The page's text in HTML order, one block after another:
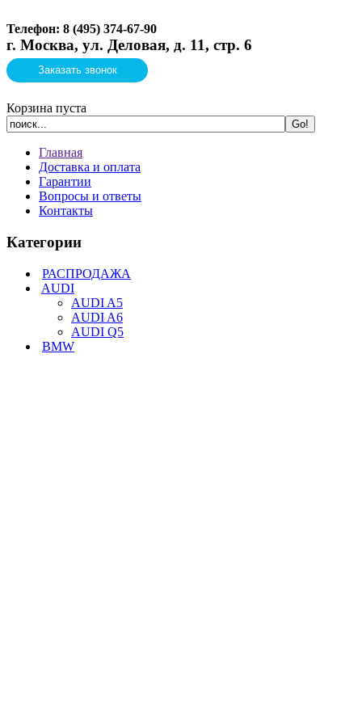
Телефон: 8 (495) 374-67-90
г. Москва, ул. Деловая, д. 11, стр. 6
Заказать звонок
Корзина пуста
Главная
Доставка и оплата
Гарантии
Вопросы и ответы
Контакты
Категории
РАСПРОДАЖА
AUDI
AUDI A5
AUDI A6
AUDI Q5
BMW